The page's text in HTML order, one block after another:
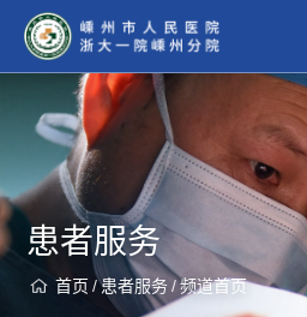
患者服务
首页 /患者服务 / 频道首页